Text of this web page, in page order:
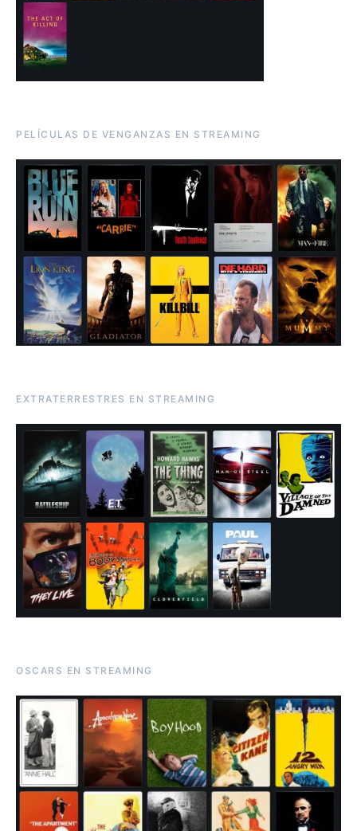
PELÍCULAS DE VENGANZAS EN STREAMING
EXTRATERRESTRES EN STREAMING
OSCARS EN STREAMING